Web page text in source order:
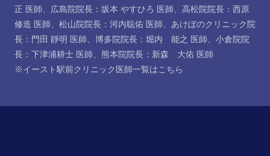
正 医師、 広島院院長：坂本 やすひろ 医師、 高松院院長：西原
修造 医師、 松山院院長：河内聡佑 医師、 あけぼのクリニック院
長：門田 靜明 医師、 博多院院長：堀内 能之 医師、 小倉院院
長：下津浦耕士 医師、 熊本院院長：新森 大佑 医師
※イースト駅前クリニック医師一覧はこちら